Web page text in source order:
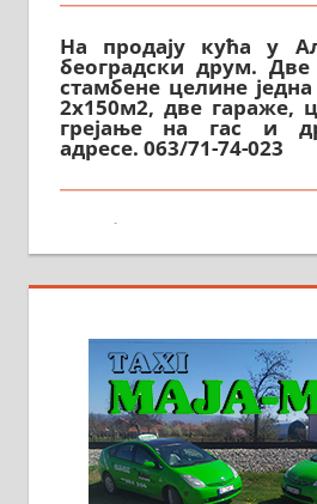
београдски друм. Две
стамбене целине
2х150м2, две гараже,
грејање на гас и
адресе. 063/71-74-023
халу на Житковачком
064/321-80-51; 063/102-
На продају
незавршена кућа
м2 са плацем од 8 ари
виру у
замена. 064/21-63-584